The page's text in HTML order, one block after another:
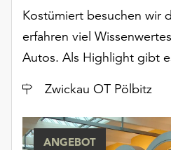
Kostümiert besuchen wir
erfahren viel
Autos. Als Highlight gibt
Ort
Zwickau OT Pölbitz
ANGEBOT